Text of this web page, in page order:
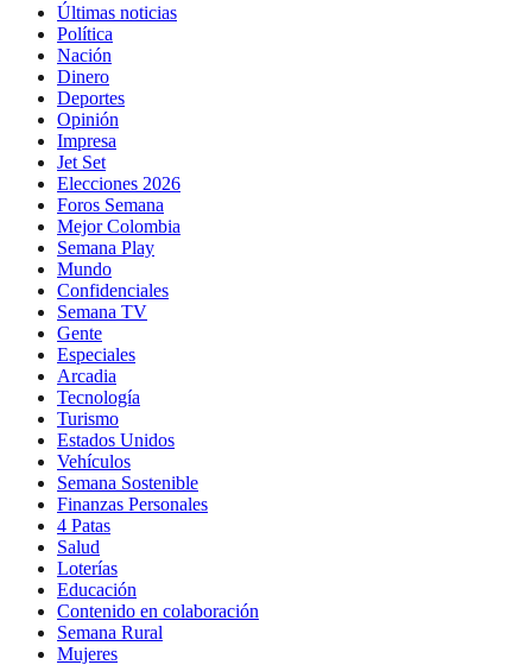
Últimas noticias
Política
Nación
Dinero
Deportes
Opinión
Impresa
Jet Set
Elecciones 2026
Foros Semana
Mejor Colombia
Semana Play
Mundo
Confidenciales
Semana TV
Gente
Especiales
Arcadia
Tecnología
Turismo
Estados Unidos
Vehículos
Semana Sostenible
Finanzas Personales
4 Patas
Salud
Loterías
Educación
Contenido en colaboración
Semana Rural
Mujeres